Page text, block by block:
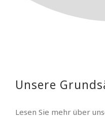
Unsere
Lesen Sie mehr über